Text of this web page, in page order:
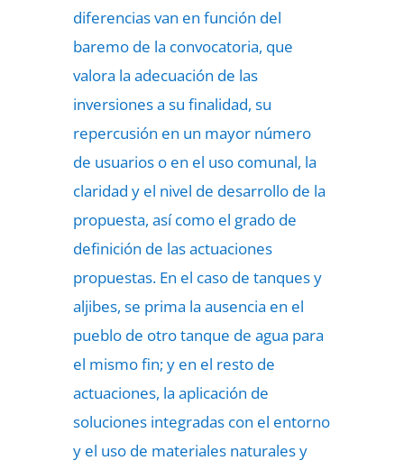
diferencias van en función del
baremo de la convocatoria, que
valora la adecuación de las
inversiones a su finalidad, su
repercusión en un mayor número
de usuarios o en el uso comunal, la
claridad y el nivel de desarrollo de la
propuesta, así como el grado de
definición de las actuaciones
propuestas. En el caso de tanques y
aljibes, se prima la ausencia en el
pueblo de otro tanque de agua para
el mismo fin; y en el resto de
actuaciones, la aplicación de
soluciones integradas con el entorno
y el uso de materiales naturales y